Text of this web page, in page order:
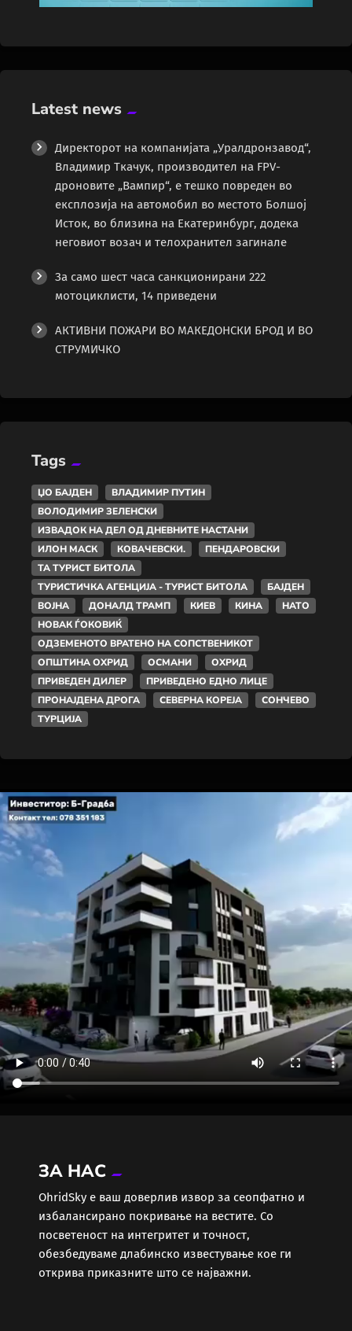
Latest news
Директорот на компанијата „Уралдронзавод“,
Владимир Ткачук, производител на FPV-
дроновите „Вампир“, е тешко повреден во
експлозија на автомобил во местото Болшој
Исток, во близина на Екатеринбург, додека
неговиот возач и телохранител загинале
За само шест часа санкционирани 222
мотоциклисти, 14 приведени
АКТИВНИ ПОЖАРИ ВО МАКЕДОНСКИ БРОД И ВО
СТРУМИЧКО
Tags
ЏО БАЈДЕН
ВЛАДИМИР ПУТИН
ВОЛОДИМИР ЗЕЛЕНСКИ
ИЗВАДОК НА ДЕЛ ОД ДНЕВНИТЕ НАСТАНИ
ИЛОН МАСК
КОВАЧЕВСКИ.
ПЕНДАРОВСКИ
ТА ТУРИСТ БИТОЛА
ТУРИСТИЧКА АГЕНЦИЈА - ТУРИСТ БИТОЛА
БАЈДЕН
ВОЈНА
ДОНАЛД ТРАМП КИЕВ КИНА
НАТО
НОВАК ЃОКОВИЌ
ОДЗЕМЕНОТО ВРАТЕНО НА СОПСТВЕНИКОТ
ОПШТИНА ОХРИД
ОСМАНИ
ОХРИД
ПРИВЕДЕН ДИЛЕР
ПРИВЕДЕНО ЕДНО ЛИЦЕ
ПРОНАЈДЕНА ДРОГА
СЕВЕРНА КОРЕЈА
СОНЧЕВО
ТУРЦИЈА
ЗА НАС
ОhridSky е ваш доверлив извор за сеопфатно и
избалансирано покривање на вестите. Со
посветеност на интегритет и точност,
обезбедуваме длабинско известување кое ги
открива приказните што се најважни.